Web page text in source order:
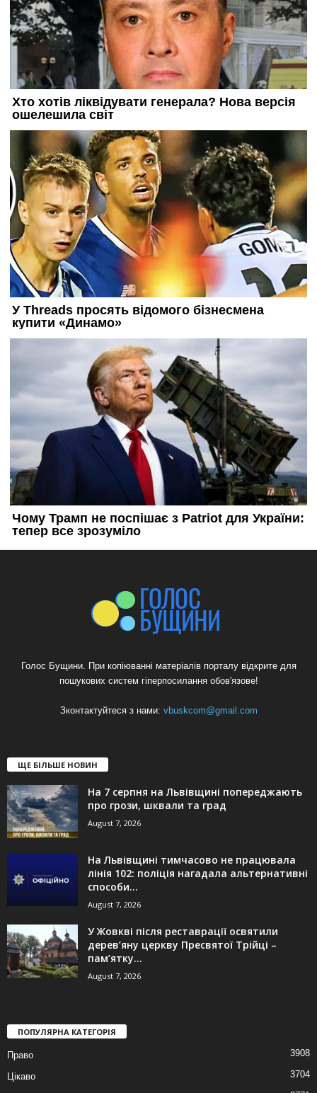
Голос Бущини. При копіюванні матеріалів порталу відкрите для
пошукових систем гіперпосилання обов'язове!
Зконтактуйтеся з нами: vbuskcom@gmail.com
ЩЕ БІЛЬШЕ НОВИН
На 7 серпня на Львівщині попереджають
про грози, шквали та град
August 7, 2026
На Львівщині тимчасово не працювала
лінія 102: поліція нагадала альтернативні
способи...
August 7, 2026
У Жовкві після реставрації освятили
дерев’яну церкву Пресвятої Трійці –
пам’ятку...
August 7, 2026
ПОПУЛЯРНА КАТЕГОРІЯ
Право 3908
Цікаво 3704